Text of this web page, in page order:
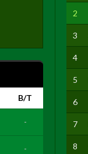
B/T
-
-
2
3
4
5
6
7
8